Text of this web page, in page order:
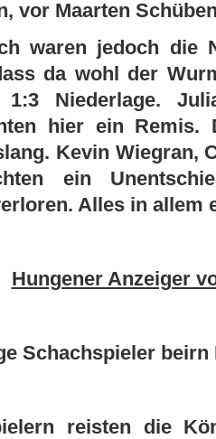
vor Maarten
waren jedoch die
da wohl der
Niederlage.
hier ein Remis.
Kevin Wiegran,
ein
Alles in allem
Hungener Anzeiger
Schachspieler
reisten die